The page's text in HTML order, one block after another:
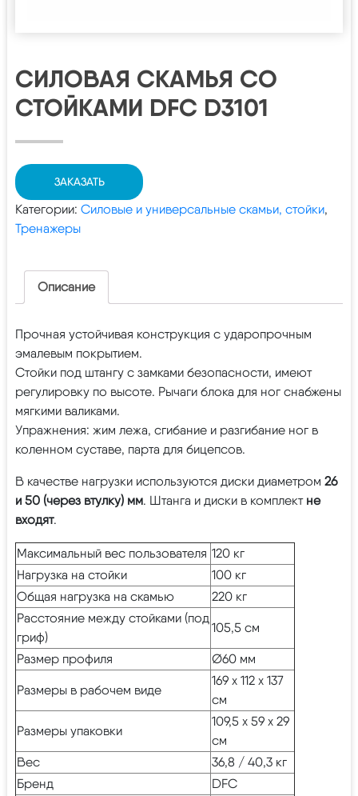
СИЛОВАЯ СКАМЬЯ СО
СТОЙКАМИ DFC D3101
ЗАКАЗАТЬ
Категории: Силовые и универсальные скамьи, стойки,
Тренажеры
Описание
Прочная устойчивая конструкция с ударопрочным
эмалевым покрытием.
Стойки под штангу с замками безопасности, имеют
регулировку по высоте. Рычаги блока для ног снабжены
мягкими валиками.
Упражнения: жим лежа, сгибание и разгибание ног в
коленном суставе, парта для бицепсов.
В качестве нагрузки используются диски диаметром 26
и 50 (через втулку) мм. Штанга и диски в комплект не
входят.
Максимальный вес пользователя 120 кг
Нагрузка на стойки
100 кг
Общая нагрузка на скамью
220 кг
Расстояние между стойками (под
гриф)
105,5 см
Размер профиля Ø60 мм
Размеры в рабочем виде
169 х 112 х 137
см
Размеры упаковки
109,5 х 59 х 29
см
Вес
36,8 / 40,3 кг
Бренд
DFC